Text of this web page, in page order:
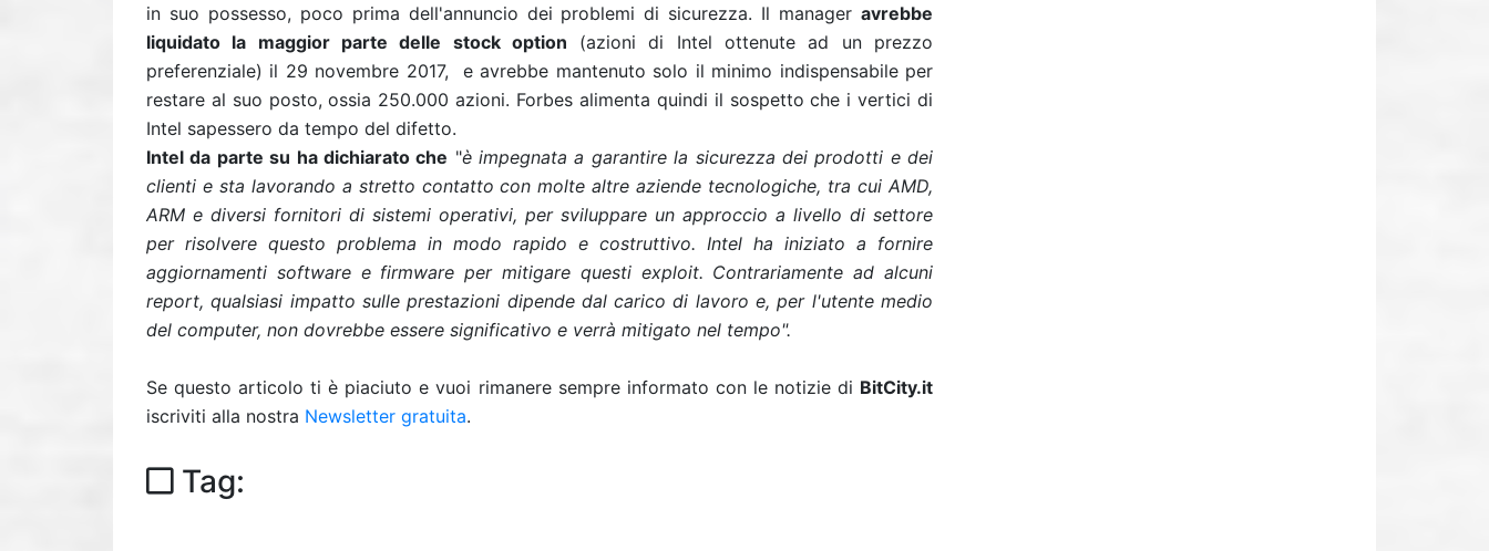
in suo possesso, poco prima dell'annuncio dei problemi di sicurezza. Il manager avrebbe
liquidato la maggior parte delle stock option (azioni di Intel ottenute ad un prezzo
preferenziale) il 29 novembre 2017, e avrebbe mantenuto solo il minimo indispensabile per
restare al suo posto, ossia 250.000 azioni. Forbes alimenta quindi il sospetto che i vertici di
Intel sapessero da tempo del difetto.
Intel da parte su ha dichiarato che "è impegnata a garantire la sicurezza dei prodotti e dei
clienti e sta lavorando a stretto contatto con molte altre aziende tecnologiche, tra cui AMD,
ARM e diversi fornitori di sistemi operativi, per sviluppare un approccio a livello di settore
per risolvere questo problema in modo rapido e costruttivo. Intel ha iniziato a fornire
aggiornamenti software e firmware per mitigare questi exploit. Contrariamente ad alcuni
report, qualsiasi impatto sulle prestazioni dipende dal carico di lavoro e, per l'utente medio
del computer, non dovrebbe essere significativo e verrà mitigato nel tempo".
Se questo articolo ti è piaciuto e vuoi rimanere sempre informato con le notizie di BitCity.it
iscriviti alla nostra Newsletter gratuita.
Tag: